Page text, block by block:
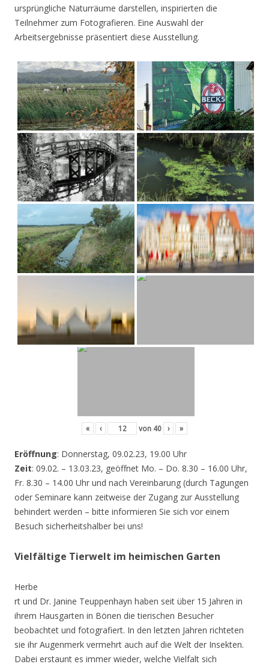
ursprüngliche Naturräume darstellen, inspirierten die
Teilnehmer zum Fotografieren. Eine Auswahl der
Arbeitsergebnisse präsentiert diese Ausstellung.
« ‹ von 40 › »
Eröffnung: Donnerstag, 09.02.23, 19.00 Uhr
Zeit: 09.02. – 13.03.23, geöffnet Mo. – Do. 8.30 – 16.00 Uhr,
Fr. 8.30 – 14.00 Uhr und nach Vereinbarung (durch Tagungen
oder Seminare kann zeitweise der Zugang zur Ausstellung
behindert werden – bitte informieren Sie sich vor einem
Besuch sicherheitshalber bei uns!
Vielfältige Tierwelt im heimischen Garten
Herbe
rt und Dr. Janine Teuppenhayn haben seit über 15 Jahren in
ihrem Hausgarten in Bönen die tierischen Besucher
beobachtet und fotografiert. In den letzten Jahren richteten
sie ihr Augenmerk vermehrt auch auf die Welt der Insekten.
Dabei erstaunt es immer wieder, welche Vielfalt sich